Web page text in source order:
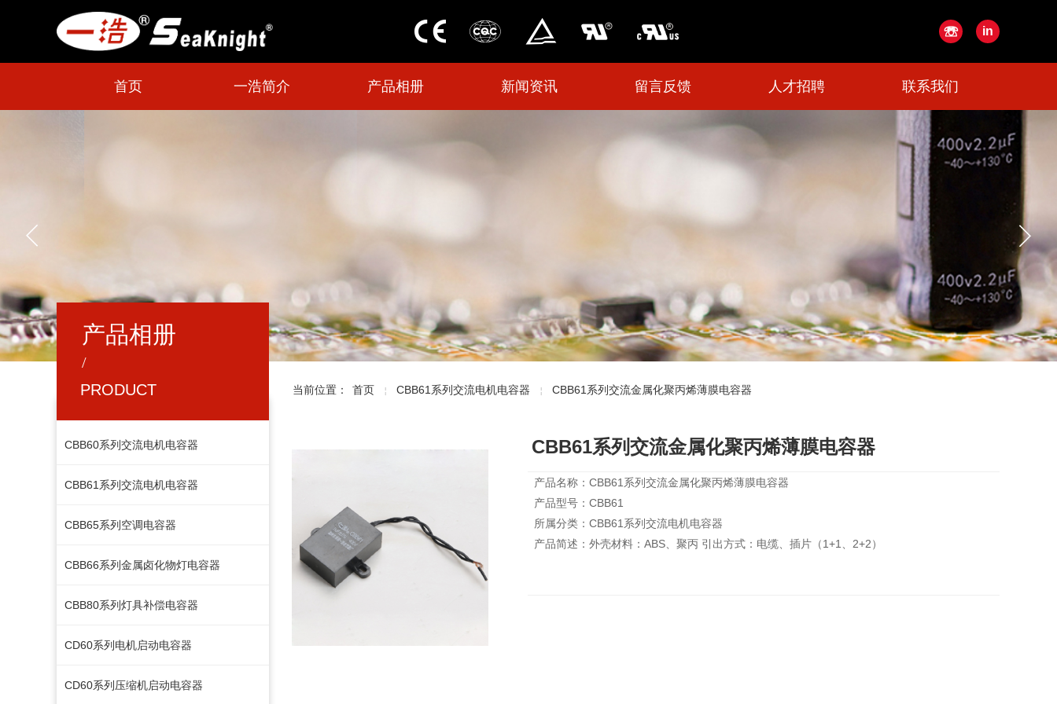
☏ in
首页 一浩简介 产品相册 新闻资讯 留言反馈 人才招聘 联系我们
产品相册
/
PRODUCT
当前位置： 首页 ￤ CBB61系列交流电机电容器 ￤ CBB61系列交流金属化聚丙烯薄膜电容器
CBB60系列交流电机电容器
CBB61系列交流电机电容器
CBB65系列空调电容器
CBB66系列金属卤化物灯电容器
CBB80系列灯具补偿电容器
CD60系列电机启动电容器
CD60系列压缩机启动电容器
CBB61系列交流金属化聚丙烯薄膜电容器
产品名称：CBB61系列交流金属化聚丙烯薄膜电容器
产品型号：CBB61
所属分类：CBB61系列交流电机电容器
产品简述：外壳材料：ABS、聚丙 引出方式：电缆、插片（1+1、2+2）